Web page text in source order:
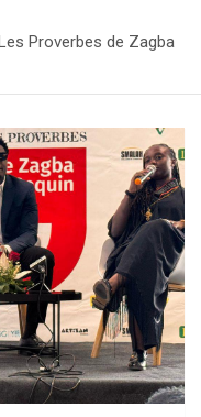
Proverbes de Zagba